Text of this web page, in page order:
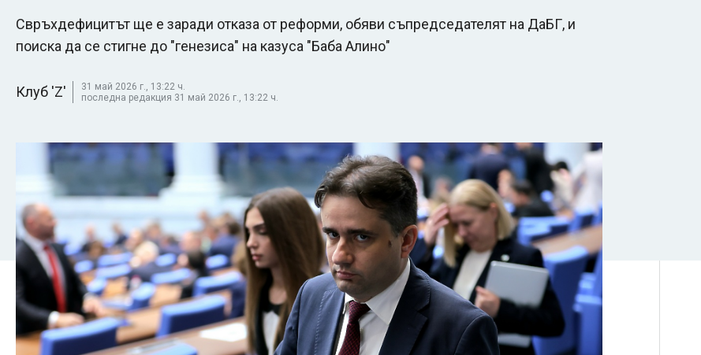
Свръхдефицитът ще е заради отказа от реформи, обяви съпредседателят на ДаБГ, и
поиска да се стигне до "генезиса" на казуса "Баба Алино"
Клуб 'Z'
31 май 2026 г., 13:22 ч.
последна редакция 31 май 2026 г., 13:22 ч.